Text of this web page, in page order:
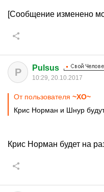
[Сообщение изменено
P Pulsus
10:29, 20.10.2017
От пользователя ~XO~
Крис Норман и Шнур
Крис Норман будет на